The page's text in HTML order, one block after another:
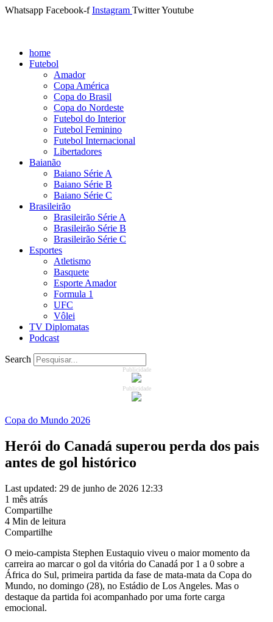
Whatsapp Facebook-f Instagram TwitterYoutube
home
Futebol
Amador
Copa América
Copa do Brasil
Copa do Nordeste
Futebol do Interior
Futebol Feminino
Futebol Internacional
Libertadores
Baianão
Baiano Série A
Baiano Série B
Baiano Série C
Brasileirão
Brasileirão Série A
Brasileirão Série B
Brasileirão Série C
Esportes
Atletismo
Basquete
Esporte Amador
Formula 1
UFC
Vôlei
TV Diplomatas
Podcast
Search
Publicidade
Publicidade
Copa do Mundo 2026
Herói do Canadá superou perda dos pais
antes de gol histórico
Last updated: 29 de junho de 2026 12:33
1 mês atrás
Compartilhe
4 Min de leitura
Compartilhe
O meio-campista Stephen Eustaquio viveu o maior momento da
carreira ao marcar o gol da vitória do Canadá por 1 a 0 sobre a
África do Sul, primeira partida da fase de mata-mata da Copa do
Mundo, no domingo (28), no Estádio de Los Angeles. Mas o
destaque da partida foi acompanhado por uma forte carga
emocional.